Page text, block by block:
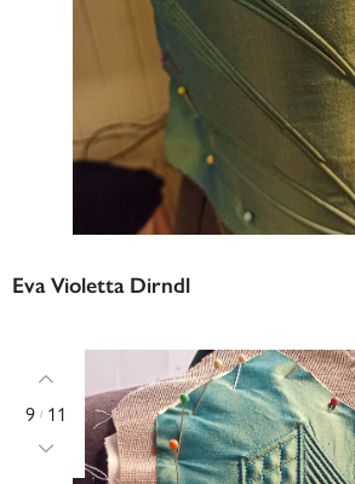
Eva Violetta Dirndl
9 / 11